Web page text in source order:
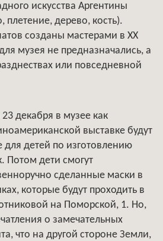
искусства Аргентины
плетение, дерево, кость).
созданы мастерами в XX
музея не предназначались, а
или повседневной
декабря в музее как
выставке будут
для детей по изготовлению
Потом дети смогут
сделанные маски в
которые будут проходить в
на Поморской, 1. Но,
о замечательных
что на другой стороне Земли,